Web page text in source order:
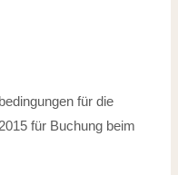
für die
für Buchung beim